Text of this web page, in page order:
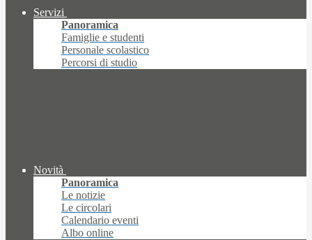
Servizi
Panoramica
Famiglie e studenti
Personale scolastico
Percorsi di studio
Novità
Panoramica
Le notizie
Le circolari
Calendario eventi
Albo online